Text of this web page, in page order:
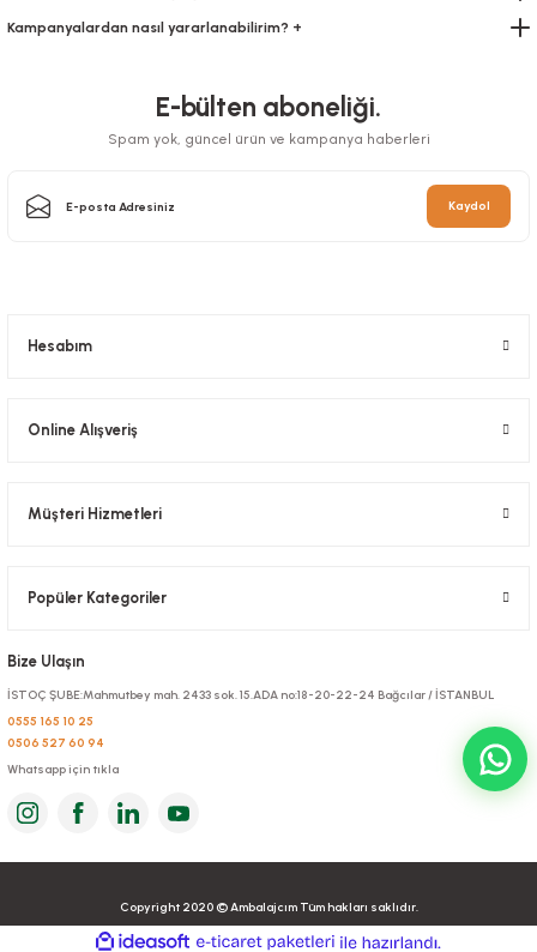
Sepete Ekle
32,81 TL
Bardak Taşıma Viyolü 4 Lü 260 ADETLİ
Kampanyalardan nasıl yararlanabilirim? +
E-bülten aboneliği.
Spam yok, güncel ürün ve kampanya haberleri
Kaydol
Hesabım
Online Alışveriş
Müşteri Hizmetleri
Popüler Kategoriler
Bize Ulaşın
İSTOÇ ŞUBE:Mahmutbey mah. 2433 sok. 15.ADA no:18-20-22-24 Bağcılar / İSTANBUL
0555 165 10 25
0506 527 60 94
Whatsapp için tıkla
Copyright 2020 © Ambalajcım Tüm hakları saklıdır.
ideasoft e-